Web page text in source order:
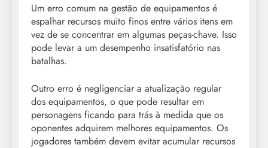
Um erro comum na gestão de equipamentos é
espalhar recursos muito finos entre vários itens em
vez de se concentrar em algumas peças-chave. Isso
pode levar a um desempenho insatisfatório nas
batalhas.
Outro erro é negligenciar a atualização regular
dos equipamentos, o que pode resultar em
personagens ficando para trás à medida que os
oponentes adquirem melhores equipamentos. Os
jogadores também devem evitar acumular recursos